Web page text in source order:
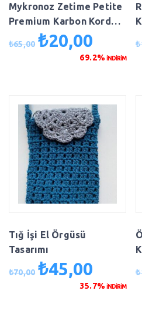
Mykronoz Zetime Petite
Premium Karbon Kordon
Kol Saati
₺65,00 Orijinal
₺20,00
andaki
69.2% İNDİRİM
₺
Tığ İşi El Örgüsü
Tasarımı
₺70,00 Orijinal
₺45,00
andaki
35.7% İNDİRİM
₺